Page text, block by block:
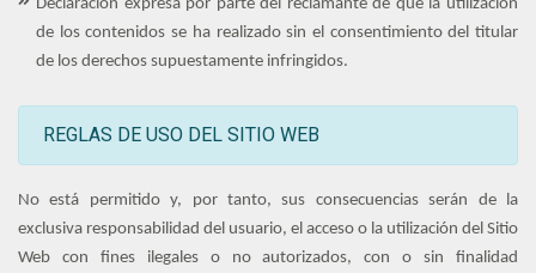
Declaración expresa por parte del reclamante de que la utilización
de los contenidos se ha realizado sin el consentimiento del titular
de los derechos supuestamente infringidos.
REGLAS DE USO DEL SITIO WEB
No está permitido y, por tanto, sus consecuencias serán de la
exclusiva responsabilidad del usuario, el acceso o la utilización del Sitio
Web con fines ilegales o no autorizados, con o sin finalidad